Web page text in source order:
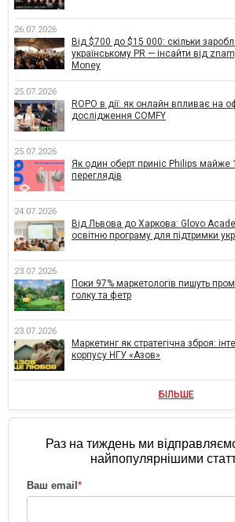
26.07.2026
Від $700 до $15 000: скільки
українському PR — інсайти від
Money
25.07.2026
ROPO в дії: як онлайн впливає на
дослідження COMFY
25.07.2026
Як один оберт приніс Philips майже
переглядів
24.07.2026
Від Львова до Харкова: Glovo
освітню програму для підтримки
23.07.2026
Поки 97% маркетологів пишуть
голку та фетр
23.07.2026
Маркетинг як стратегічна зброя:
корпусу НГУ «Азов»
БІЛЬШЕ
Раз на тиждень ми
найпопулярнішими
Ваш email *